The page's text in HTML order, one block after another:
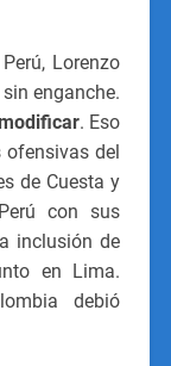
Lorenzo
enganche.
. Eso
ofensivas del
de Cuesta y
con sus
inclusión de
en Lima.
debió